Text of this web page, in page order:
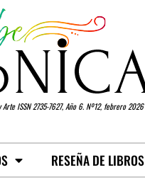
Arte ISSN 2735-7627, Año 6. Nº12, febrero 2026
RESEÑA DE LIBROS